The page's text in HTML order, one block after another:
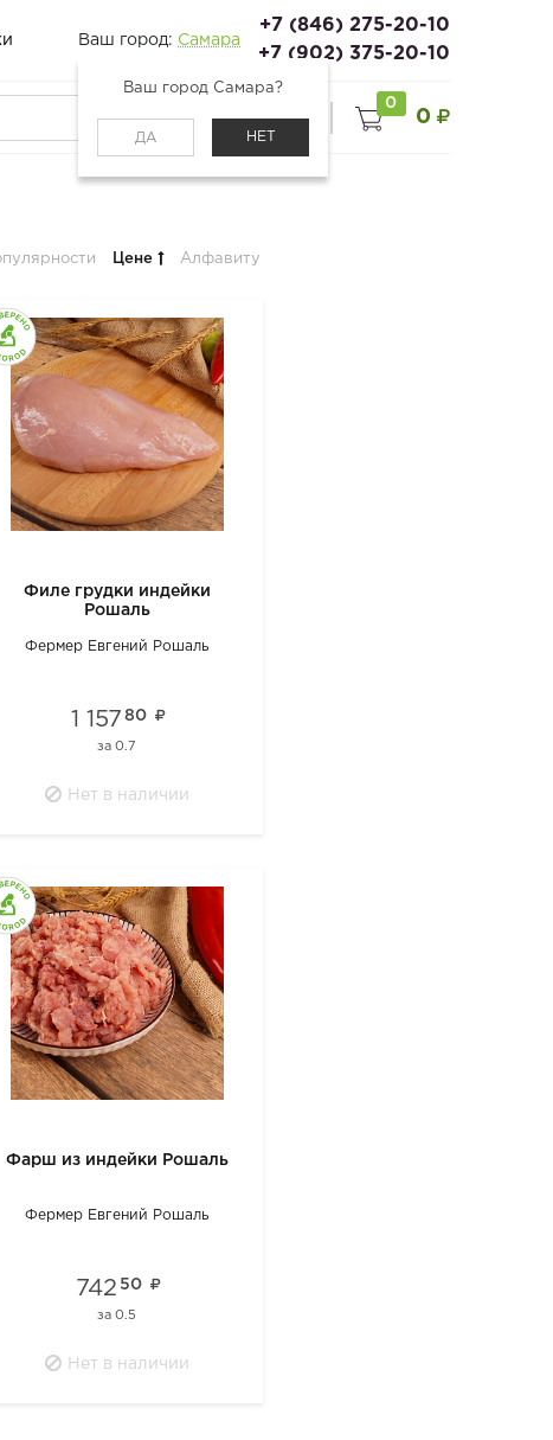
Ваш город: Самара
Ваш город Самара?
ДА НЕТ
+7 (846) 275-20-10
+7 (902) 375-20-10
0
0
Цене Алфавиту
Филе грудки индейки
Рошаль
Фермер Евгений Рошаль
1 157 80
за0.7
Нет в наличии
Фарш из индейки Рошаль
Фермер Евгений Рошаль
742 50
за0.5
Нет в наличии